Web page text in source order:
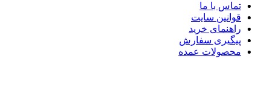
تماس با ما
قوانین سایت
راهنمای خرید
پیگیری سفارش
محصولات عمده